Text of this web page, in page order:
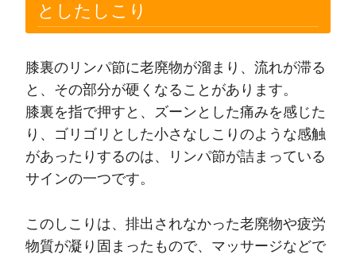
としたしこり
膝裏のリンパ節に老廃物が溜まり、流れが滞る
と、その部分が硬くなることがあります。
膝裏を指で押すと、ズーンとした痛みを感じた
り、ゴリゴリとした小さなしこりのような感触
があったりするのは、リンパ節が詰まっている
サインの一つです。
このしこりは、排出されなかった老廃物や疲労
物質が凝り固まったもので、マッサージなどで